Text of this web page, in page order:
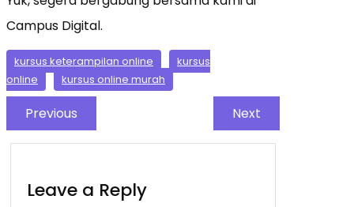
Campus Digital.
kursus keterampilan online
kursus
online
kursus online murah
Previous Next
Leave a Reply